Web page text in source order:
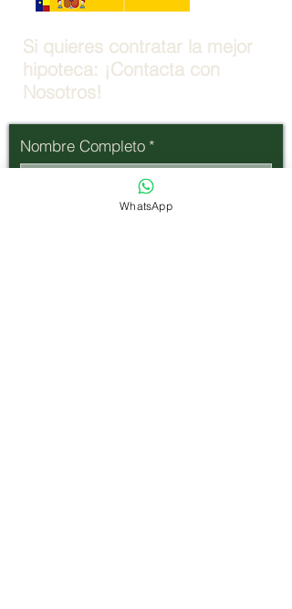
Si quieres contratar la mejor
hipoteca: ¡Contacta con
Nosotros!
Nombre Completo *
WhatsApp